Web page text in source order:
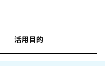
活用目的